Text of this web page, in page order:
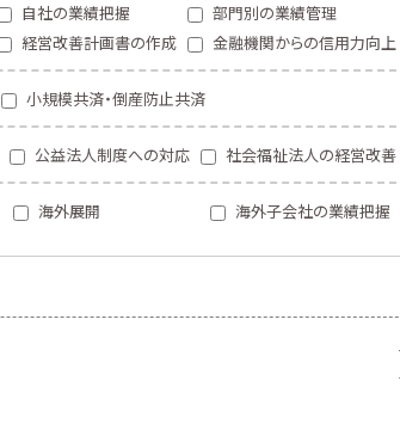
自社の業績把握
部門別の業績管理
経営改善計画書の作成 金融機関からの信用力向上
小規模共済・倒産防止共済
公益法人制度への対応 社会福祉法人の経営改善
海外展開 海外子会社の業績把握